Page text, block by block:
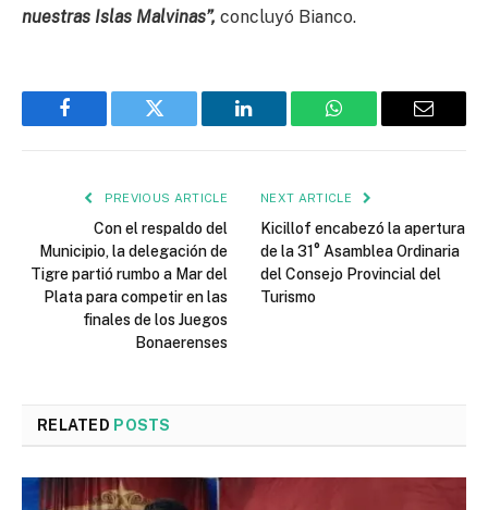
nuestras Islas Malvinas”, concluyó Bianco.
Facebook Twitter LinkedIn WhatsApp Email
PREVIOUS ARTICLE
Con el respaldo del
Municipio, la delegación de
Tigre partió rumbo a Mar del
Plata para competir en las
finales de los Juegos
Bonaerenses
NEXT ARTICLE
Kicillof encabezó la apertura
de la 31° Asamblea Ordinaria
del Consejo Provincial del
Turismo
RELATED POSTS